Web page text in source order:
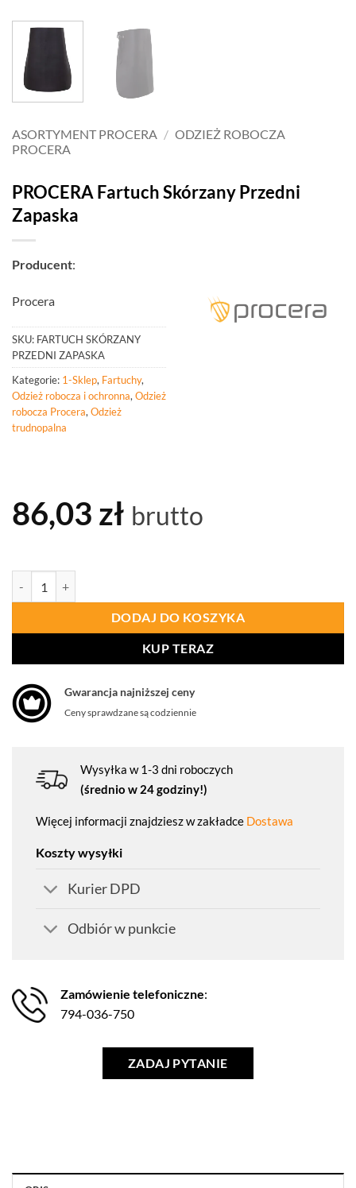
ASORTYMENT PROCERA / ODZIEŻ ROBOCZA
PROCERA
PROCERA Fartuch Skórzany Przedni
Zapaska
Producent:
Procera
SKU: FARTUCH SKÓRZANY
PRZEDNI ZAPASKA
Kategorie: 1-Sklep, Fartuchy,
Odzież robocza i ochronna,Odzież
robocza Procera,Odzież
trudnopalna
86,03 zł brutto
DODAJ DO KOSZYKA
KUP TERAZ
Gwarancja najniższej ceny
Ceny sprawdzane są codziennie
Wysyłka w 1-3 dni roboczych
(średnio w 24 godziny!)
Więcej informacji znajdziesz w zakładce Dostawa
Koszty wysyłki
Kurier DPD
Odbiór w punkcie
Zamówienie telefoniczne:
794-036-750
ZADAJ PYTANIE